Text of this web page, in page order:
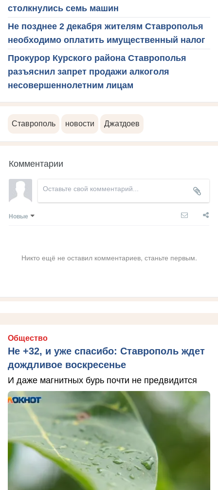
столкнулись семь машин
Не позднее 2 декабря жителям Ставрополья
необходимо оплатить имущественный налог
Прокурор Курского района Ставрополья
разъяснил запрет продажи алкоголя
несовершеннолетним лицам
Ставрополь новости Джатдоев
Комментарии
Новые
Никто ещё не оставил комментариев, станьте первым.
Общество
Не +32, и уже спасибо: Ставрополь ждет
дождливое воскресенье
И даже магнитных бурь почти не предвидится